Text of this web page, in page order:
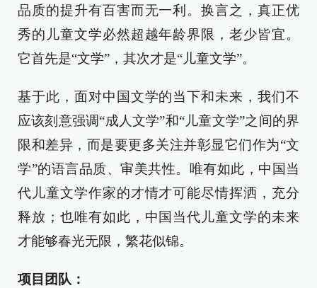
品质的提升有百害而无一利。换言之，真正优
秀的儿童文学必然超越年龄界限，老少皆宜。
它首先是“文学”，其次才是“儿童文学”。
基于此，面对中国文学的当下和未来，我们不
应该刻意强调“成人文学”和“儿童文学”之间的界
限和差异，而是要更多关注并彰显它们作为“文
学”的语言品质、审美共性。唯有如此，中国当
代儿童文学作家的才情才可能尽情挥洒，充分
释放；也唯有如此，中国当代儿童文学的未来
才能够春光无限，繁花似锦。
项目团队：